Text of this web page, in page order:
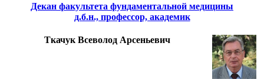
Декан факультета фундаментальной медицины
д.б.н., профессор, академик
Ткачук Всеволод Арсеньевич